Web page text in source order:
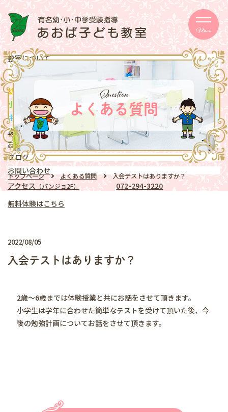
Menu
教室について
メッセージ 取り組み
幼児
school
小学生クラス
school中学生クラス
よくある質問
お知らせ
ブログ
お問い合わせ
アクセス （パンジョ2F）
072-294-3220
無料体験はこちら
Question
よくある質問
トップページ よくある質問 入会テストはありますか？
2022/08/05
入会テストはありますか？
2歳～6歳までは体験授業と共にお話をさせて頂きます。
小学生は学年に合わせた簡単なテストを受けて頂いた後、今
後の勉強計画についてお話をさせて頂きます。